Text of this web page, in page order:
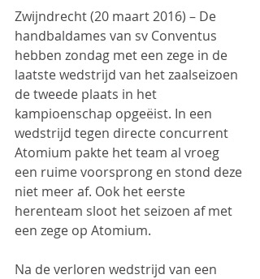
Zwijndrecht (20 maart 2016) – De
handbaldames van sv Conventus
hebben zondag met een zege in de
laatste wedstrijd van het zaalseizoen
de tweede plaats in het
kampioenschap opgeëist. In een
wedstrijd tegen directe concurrent
Atomium pakte het team al vroeg
een ruime voorsprong en stond deze
niet meer af. Ook het eerste
herenteam sloot het seizoen af met
een zege op Atomium.
Na de verloren wedstrijd van een